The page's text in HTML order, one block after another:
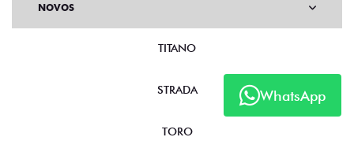
WhatsApp
NOVOS
TITANO
STRADA
TORO